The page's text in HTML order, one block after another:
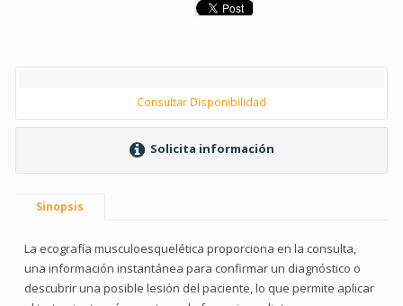
Consultar Disponibilidad
Solicita información
Sinopsis
La ecografía musculoesquelética proporciona en la consulta,
una información instantánea para confirmar un diagnóstico o
descubrir una posible lesión del paciente, lo que permite aplicar